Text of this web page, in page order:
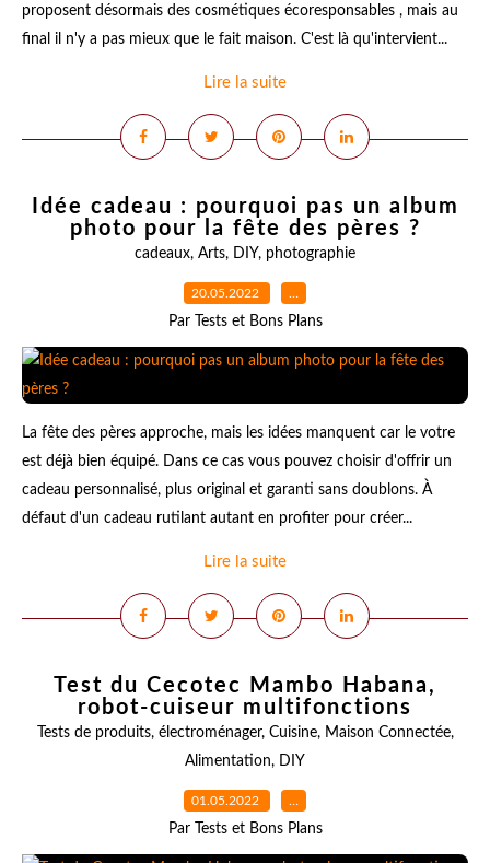
proposent désormais des cosmétiques écoresponsables , mais au
final il n'y a pas mieux que le fait maison. C'est là qu'intervient...
Lire la suite
Idée cadeau : pourquoi pas un album
photo pour la fête des pères ?
cadeaux, Arts, DIY, photographie
20.05.2022 …
Par Tests et Bons Plans
La fête des pères approche, mais les idées manquent car le votre
est déjà bien équipé. Dans ce cas vous pouvez choisir d'offrir un
cadeau personnalisé, plus original et garanti sans doublons. À
défaut d'un cadeau rutilant autant en profiter pour créer...
Lire la suite
Test du Cecotec Mambo Habana,
robot-cuiseur multifonctions
Tests de produits, électroménager, Cuisine, Maison Connectée,
Alimentation, DIY
01.05.2022 …
Par Tests et Bons Plans